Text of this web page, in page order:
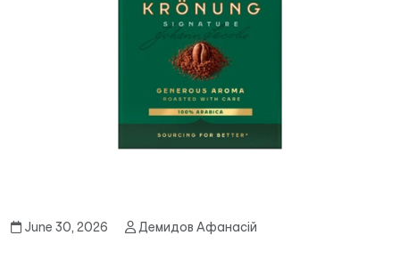
June 30, 2026 Демидов Афанасій